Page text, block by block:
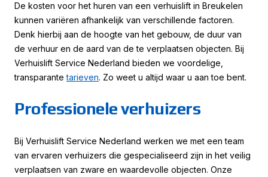
De kosten voor het huren van een verhuislift in Breukelen
kunnen variëren afhankelijk van verschillende factoren.
Denk hierbij aan de hoogte van het gebouw, de duur van
de verhuur en de aard van de te verplaatsen objecten. Bij
Verhuislift Service Nederland bieden we voordelige,
transparantetarieven. Zo weet u altijd waar u aan toe bent.
Professionele verhuizers
Bij Verhuislift Service Nederland werken we met een team
van ervaren verhuizers die gespecialiseerd zijn in het veilig
verplaatsen van zware en waardevolle objecten. Onze